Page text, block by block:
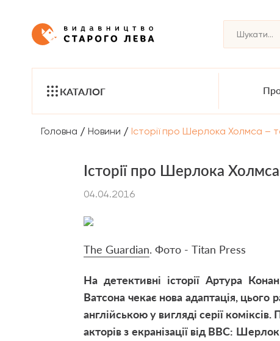
КАТАЛОГ
Головна / Новини / Історії про Шерлока Холмса –
Історії про Шерлока Холмса
04.04.2016
The Guardian. Фото - Titan Press
На детективні історії Артура
Ватсона чекає нова адаптація,
англійською у вигляді серії
акторів з екранізації від ВВС: